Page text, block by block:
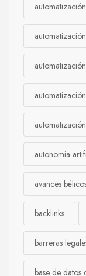
autonomía
avances
backlinks
barreras
base de datos